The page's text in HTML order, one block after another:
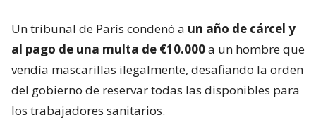
Un tribunal de París condenó a un año de cárcel y
al pago de una multa de €10.000a un hombre que
vendía mascarillas ilegalmente, desafiando la orden
del gobierno de reservar todas las disponibles para
los trabajadores sanitarios.